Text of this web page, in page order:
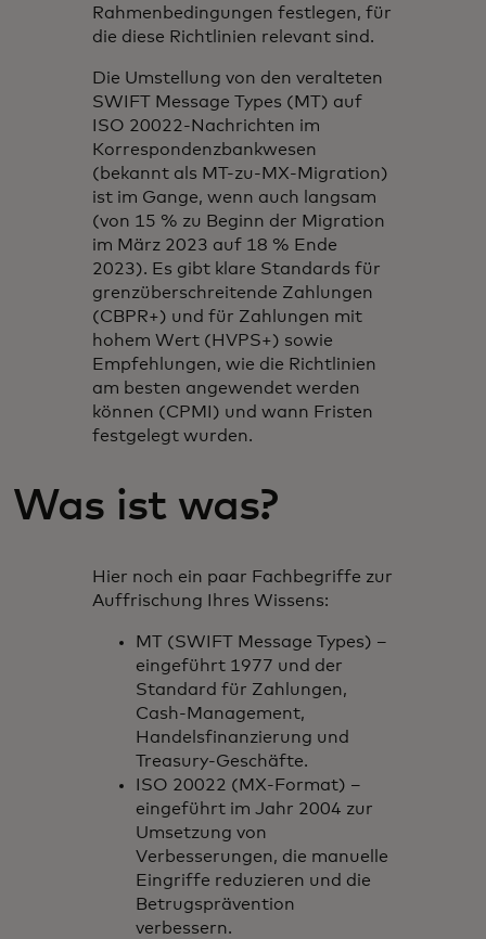
Rahmenbedingungen festlegen, für
die diese Richtlinien relevant sind.
Die Umstellung von den veralteten
SWIFT Message Types (MT) auf
ISO 20022-Nachrichten im
Korrespondenzbankwesen
(bekannt als MT-zu-MX-Migration)
ist im Gange, wenn auch langsam
(von 15 % zu Beginn der Migration
im März 2023 auf 18 % Ende
2023). Es gibt klare Standards für
grenzüberschreitende Zahlungen
(CBPR+) und für Zahlungen mit
hohem Wert (HVPS+) sowie
Empfehlungen, wie die Richtlinien
am besten angewendet werden
können (CPMI) und wann Fristen
festgelegt wurden.
Was ist was?
Hier noch ein paar Fachbegriffe zur
Auffrischung Ihres Wissens:
MT (SWIFT Message Types) –
eingeführt 1977 und der
Standard für Zahlungen,
Cash-Management,
Handelsfinanzierung und
Treasury-Geschäfte.
ISO 20022 (MX-Format) –
eingeführt im Jahr 2004 zur
Umsetzung von
Verbesserungen, die manuelle
Eingriffe reduzieren und die
Betrugsprävention
verbessern.